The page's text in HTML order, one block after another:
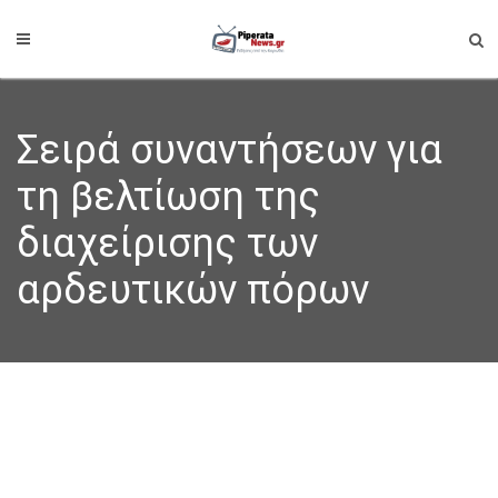
Σειρά συναντήσεων για
τη βελτίωση της
διαχείρισης των
αρδευτικών πόρων